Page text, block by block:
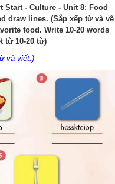
- Culture - Unit 8: Food
draw lines. (Sắp xếp từ và vẽ
food. Write 10-20 words
từ 10-20 từ)
và viết.)